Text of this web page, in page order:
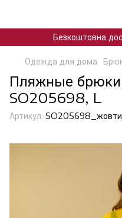
Безкоштовна
Одежда для дома
Пляжные
SO205698, L
Артикул: